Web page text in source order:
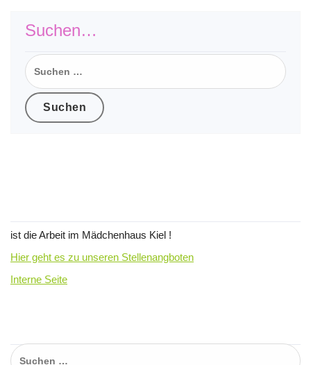
Suchen…
Suchen
nach:
ist die Arbeit im Mädchenhaus Kiel !
Hier geht es zu unseren Stellenangboten
Interne Seite
Suchen